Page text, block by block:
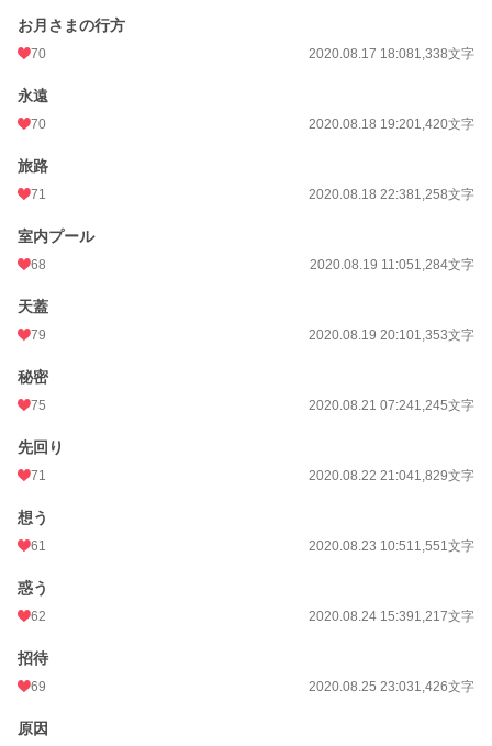
お月さまの行方
70 2020.08.17 18:081,338文字
永遠
70 2020.08.18 19:201,420文字
旅路
71 2020.08.18 22:381,258文字
室内プール
68 2020.08.19 11:051,284文字
天蓋
79 2020.08.19 20:101,353文字
秘密
75 2020.08.21 07:241,245文字
先回り
71 2020.08.22 21:041,829文字
想う
61 2020.08.23 10:511,551文字
惑う
62 2020.08.24 15:391,217文字
招待
69 2020.08.25 23:031,426文字
原因